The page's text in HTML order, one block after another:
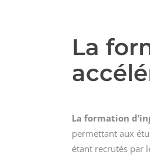
La
La formation
permettant aux
étant recrutés par